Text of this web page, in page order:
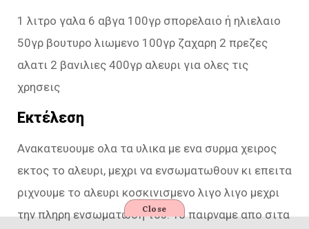
1 λιτρο γαλα 6 αβγα 100γρ σπορελαιο ή ηλιελαιο
50γρ βουτυρο λιωμενο 100γρ ζαχαρη 2 πρεζες
αλατι 2 βανιλιες 400γρ αλευρι για ολες τις
χρησεις
Εκτέλεση
Ανακατευουμε ολα τα υλικα με ενα συρμα χειρος
εκτος το αλευρι, μεχρι να ενσωματωθουν κι επειτα
ριχνουμε το αλευρι κοσκινισμενο λιγο λιγο μεχρι
την πληρη ενσωματωση του. Το παιρναμε απο σιτα
Close